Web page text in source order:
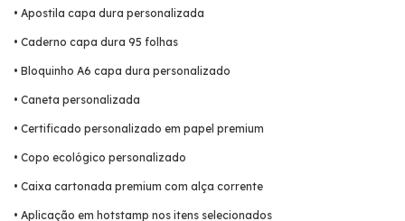
• Apostila capa dura personalizada
• Caderno capa dura 95 folhas
• Bloquinho A6 capa dura personalizado
• Caneta personalizada
• Certificado personalizado em papel premium
• Copo ecológico personalizado
• Caixa cartonada premium com alça corrente
• Aplicação em hotstamp nos itens selecionados